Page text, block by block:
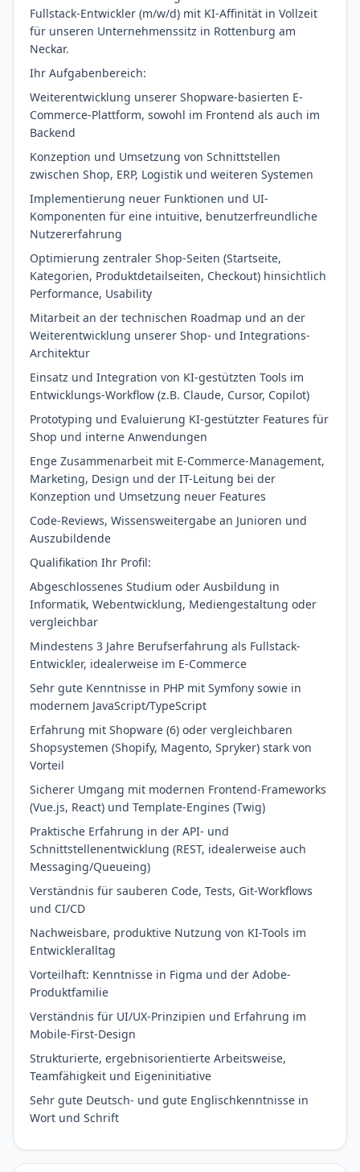
Fullstack-Entwickler (m/w/d) mit KI-Affinität in Vollzeit
für unseren Unternehmenssitz in Rottenburg am
Neckar.
Ihr Aufgabenbereich:
Weiterentwicklung unserer Shopware-basierten E-
Commerce-Plattform, sowohl im Frontend als auch im
Backend
Konzeption und Umsetzung von Schnittstellen
zwischen Shop, ERP, Logistik und weiteren Systemen
Implementierung neuer Funktionen und UI-
Komponenten für eine intuitive, benutzerfreundliche
Nutzererfahrung
Optimierung zentraler Shop-Seiten (Startseite,
Kategorien, Produktdetailseiten, Checkout) hinsichtlich
Performance, Usability
Mitarbeit an der technischen Roadmap und an der
Weiterentwicklung unserer Shop- und Integrations-
Architektur
Einsatz und Integration von KI-gestützten Tools im
Entwicklungs-Workflow (z.B. Claude, Cursor, Copilot)
Prototyping und Evaluierung KI-gestützter Features für
Shop und interne Anwendungen
Enge Zusammenarbeit mit E-Commerce-Management,
Marketing, Design und der IT-Leitung bei der
Konzeption und Umsetzung neuer Features
Code-Reviews, Wissensweitergabe an Junioren und
Auszubildende
Qualifikation Ihr Profil:
Abgeschlossenes Studium oder Ausbildung in
Informatik, Webentwicklung, Mediengestaltung oder
vergleichbar
Mindestens 3 Jahre Berufserfahrung als Fullstack-
Entwickler, idealerweise im E-Commerce
Sehr gute Kenntnisse in PHP mit Symfony sowie in
modernem JavaScript/TypeScript
Erfahrung mit Shopware (6) oder vergleichbaren
Shopsystemen (Shopify, Magento, Spryker) stark von
Vorteil
Sicherer Umgang mit modernen Frontend-Frameworks
(Vue.js, React) und Template-Engines (Twig)
Praktische Erfahrung in der API- und
Schnittstellenentwicklung (REST, idealerweise auch
Messaging/Queueing)
Verständnis für sauberen Code, Tests, Git-Workflows
und CI/CD
Nachweisbare, produktive Nutzung von KI-Tools im
Entwickleralltag
Vorteilhaft: Kenntnisse in Figma und der Adobe-
Produktfamilie
Verständnis für UI/UX-Prinzipien und Erfahrung im
Mobile-First-Design
Strukturierte, ergebnisorientierte Arbeitsweise,
Teamfähigkeit und Eigeninitiative
Sehr gute Deutsch- und gute Englischkenntnisse in
Wort und Schrift